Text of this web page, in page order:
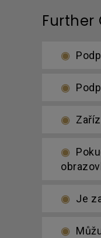
Further
Je